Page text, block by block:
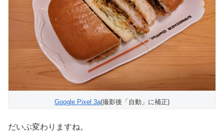
Google Pixel 3a(撮影後「自動」に補正)
だいぶ変わりますね。